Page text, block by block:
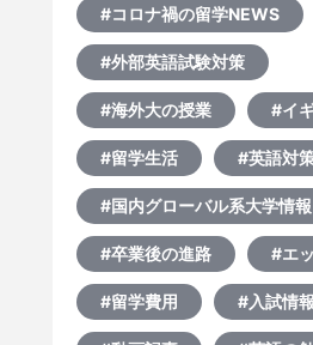
#コロナ禍の留学NEWS
#外部英語試験対策
#海外大の授業 #イ
#留学生活 #英語対
#国内グローバル系大学情報
#卒業後の進路 #エ
#留学費用 #入試情報